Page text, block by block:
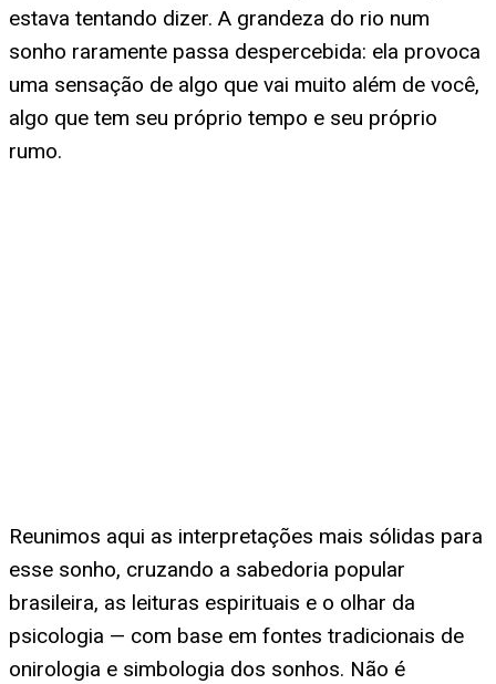
estava tentando dizer. A grandeza do rio num
sonho raramente passa despercebida: ela provoca
uma sensação de algo que vai muito além de você,
algo que tem seu próprio tempo e seu próprio
rumo.
Reunimos aqui as interpretações mais sólidas para
esse sonho, cruzando a sabedoria popular
brasileira, as leituras espirituais e o olhar da
psicologia — com base em fontes tradicionais de
onirologia e simbologia dos sonhos. Não é